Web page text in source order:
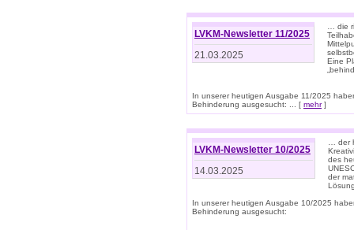
LVKM-Newsletter 11/2025
21.03.2025
… die
Eine
In unserer heutigen Ausgabe 11/2025
Behinderung ausgesucht: ... [ mehr]
LVKM-Newsletter 10/2025
14.03.2025
… der
des
der
In unserer heutigen Ausgabe 10/2025
Behinderung ausgesucht: